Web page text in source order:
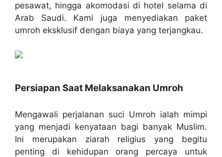
pesawat, hingga akomodasi di hotel selama di
Arab Saudi. Kami juga menyediakan paket
umroh eksklusif dengan biaya yang terjangkau.
Persiapan Saat Melaksanakan Umroh
Mengawali perjalanan suci Umroh ialah mimpi
yang menjadi kenyataan bagi banyak Muslim.
Ini merupakan ziarah religius yang begitu
penting di kehidupan orang percaya untuk